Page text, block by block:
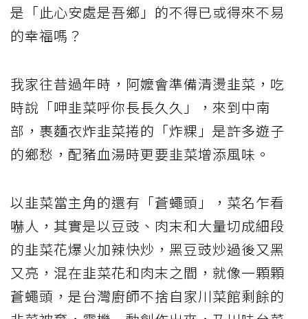
是「此心安處是吾鄉」的不得已或得來不易
的幸福嗎？
我家往昔過年時，阿嬤會準備清燙韭菜，吃
時說「呷韭菜呼你長長久久」，來到中南
部，裹麵衣炸韭菜捲的「炸粿」是許多遊子
的鄉愁，配豬血湯時更要韭菜增添風味。
以韭菜當主角的還有「蒼蠅頭」，菜名乍看
嚇人，其實是以豆豉、肉末和大量切成細段
的韭菜花爆火加辣快炒，黑豆豉炒過後又黑
又亮，混在韭菜花和肉末之間，就像一顆顆
蒼蠅頭，是台灣廚師不捨自家川菜館剩餘的